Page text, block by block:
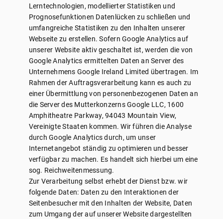
Lerntechnologien, modellierter Statistiken und
Prognosefunktionen Datenlücken zu schließen und
umfangreiche Statistiken zu den Inhalten unserer
Webseite zu erstellen. Sofern Google Analytics auf
unserer Website aktiv geschaltet ist, werden die von
Google Analytics ermittelten Daten an Server des
Unternehmens Google Ireland Limited übertragen. Im
Rahmen der Auftragsverarbeitung kann es auch zu
einer Übermittlung von personenbezogenen Daten an
die Server des Mutterkonzerns Google LLC, 1600
Amphitheatre Parkway, 94043 Mountain View,
Vereinigte Staaten kommen. Wir führen die Analyse
durch Google Analytics durch, um unser
Internetangebot ständig zu optimieren und besser
verfügbar zu machen. Es handelt sich hierbei um eine
sog. Reichweitenmessung.
Zur Verarbeitung selbst erhebt der Dienst bzw. wir
folgende Daten: Daten zu den Interaktionen der
Seitenbesucher mit den Inhalten der Website, Daten
zum Umgang der auf unserer Website dargestellten